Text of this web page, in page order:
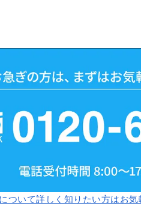
ついて詳しく知りたい方はお